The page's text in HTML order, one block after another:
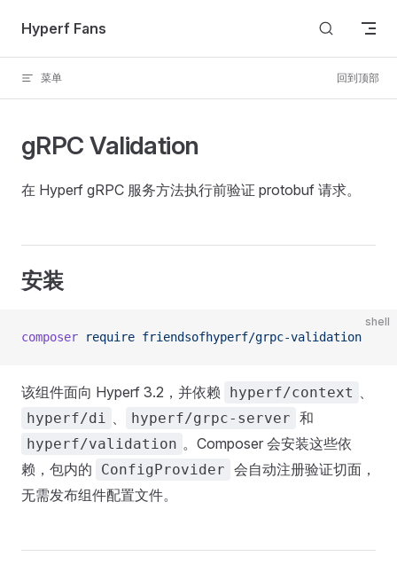
Skip to content
Hyperf Fans
菜单 回到顶部
gRPC Validation
在 Hyperf gRPC 服务方法执行前验证 protobuf 请求。
安装
shell
composer require friendsofhyperf/grpc-validation
该组件面向 Hyperf 3.2，并依赖 hyperf/context 、
hyperf/di 、 hyperf/grpc-server 和
hyperf/validation 。Composer 会安装这些依
赖，包内的
ConfigProvider 会自动注册验证切面，
无需发布组件配置文件。